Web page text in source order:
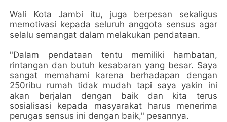
Wali Kota Jambi itu, juga berpesan sekaligus
memotivasi kepada seluruh anggota sensus agar
selalu semangat dalam melakukan pendataan.
"Dalam pendataan tentu memiliki hambatan,
rintangan dan butuh kesabaran yang besar. Saya
sangat memahami karena berhadapan dengan
250ribu rumah tidak mudah tapi saya yakin ini
akan berjalan dengan baik dan kita terus
sosialisasi kepada masyarakat harus menerima
perugas sensus ini dengan baik," pesannya.